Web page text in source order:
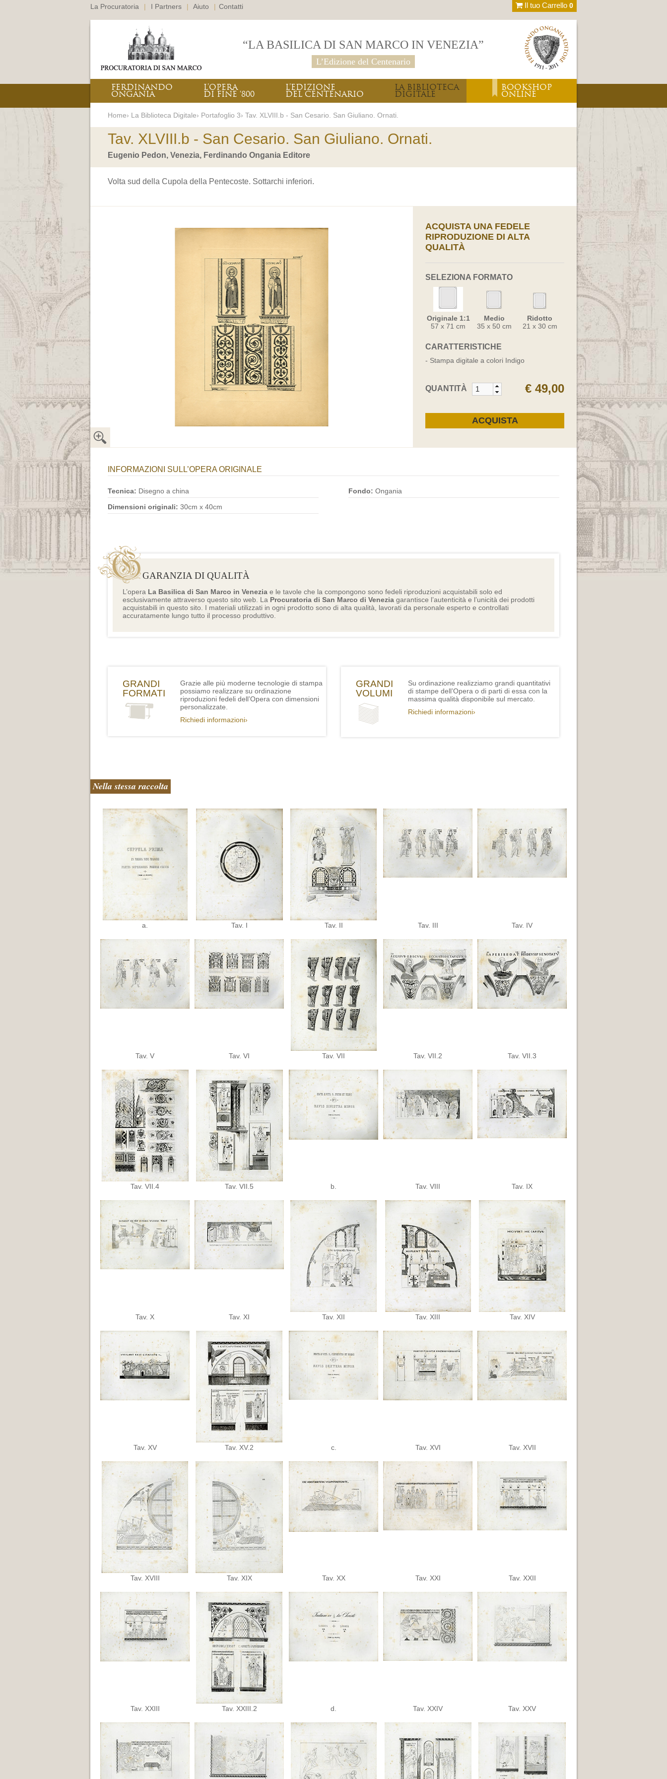
La Procuratoria | I Partners | Aiuto | Contatti Il tuo Carrello 0
“LA BASILICA DI SAN MARCO IN VENEZIA”
L’Edizione del Centenario
FERDINANDO
ONGANIA
L’OPERA
DI FINE ‘800
L’EDIZIONE
DEL CENTENARIO
LA BIBLIOTECA
DIGITALE
BOOKSHOP
ONLINE
Home› La Biblioteca Digitale› Portafoglio 3› Tav. XLVIII.b - San Cesario. San Giuliano. Ornati.
Tav. XLVIII.b - San Cesario. San Giuliano. Ornati.
Eugenio Pedon, Venezia, Ferdinando Ongania Editore
Volta sud della Cupola della Pentecoste. Sottarchi inferiori.
ACQUISTA UNA FEDELE
RIPRODUZIONE DI ALTA
QUALITÀ
SELEZIONA FORMATO
Originale 1:1
57 x 71 cm
Medio
35 x 50 cm
Ridotto
21 x 30 cm
CARATTERISTICHE
- Stampa digitale a colori Indigo
QUANTITÀ € 49,00
INFORMAZIONI SULL’OPERA ORIGINALE
Tecnica: Disegno a china
Dimensioni originali: 30cm x 40cm
Fondo: Ongania
GARANZIA DI QUALITÀ
L’opera La Basilica di San Marco in Venezia e le tavole che la compongono sono fedeli riproduzioni acquistabili solo ed
esclusivamente attraverso questo sito web. La Procuratoria di San Marco di Venezia garantisce l’autenticità e l’unicità dei prodotti
acquistabili in questo sito. I materiali utilizzati in ogni prodotto sono di alta qualità, lavorati da personale esperto e controllati
accuratamente lungo tutto il processo produttivo.
GRANDI
FORMATI
Grazie alle più moderne tecnologie di stampa
possiamo realizzare su ordinazione
riproduzioni fedeli dell’Opera con dimensioni
personalizzate.
Richiedi informazioni›
GRANDI
VOLUMI
Su ordinazione realizziamo grandi quantitativi
di stampe dell’Opera o di parti di essa con la
massima qualità disponibile sul mercato.
Richiedi informazioni›
Nella stessa raccolta
a. Tav. I Tav. II Tav. III Tav. IV
Tav. V Tav. VI Tav. VII Tav. VII.2 Tav. VII.3
Tav. VII.4 Tav. VII.5 b. Tav. VIII Tav. IX
Tav. X Tav. XI Tav. XII Tav. XIII Tav. XIV
Tav. XV Tav. XV.2 c. Tav. XVI Tav. XVII
Tav. XVIII Tav. XIX Tav. XX Tav. XXI Tav. XXII
Tav. XXIII Tav. XXIII.2 d. Tav. XXIV Tav. XXV